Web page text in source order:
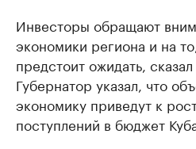
Инвесторы обращают
экономики региона и на
предстоит ожидать, сказал
Губернатор указал, что
экономику приведут к
поступлений в бюджет